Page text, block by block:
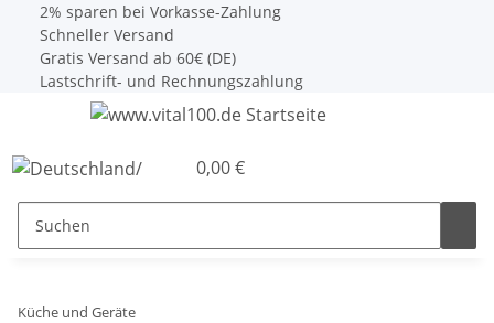
2% sparen bei Vorkasse-Zahlung
Schneller Versand
Gratis Versand ab 60€ (DE)
Lastschrift- und Rechnungszahlung
0,00 €
Küche und Geräte